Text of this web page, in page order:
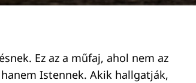
Ez az a műfaj, ahol nem az
Istennek. Akik hallgatják,